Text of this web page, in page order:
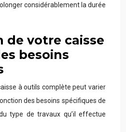
considérablement la durée
de votre caisse
besoins
à outils complète peut varier
des besoins spécifiques de
type de travaux qu’il effectue